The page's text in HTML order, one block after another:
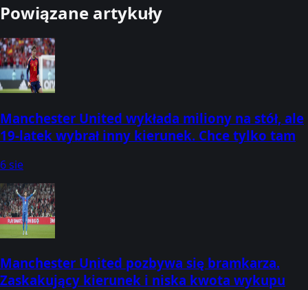
Powiązane artykuły
Manchester United wykłada miliony na stół, ale
19-latek wybrał inny kierunek. Chce tylko tam
6 sie
Manchester United pozbywa się bramkarza.
Zaskakujący kierunek i niska kwota wykupu